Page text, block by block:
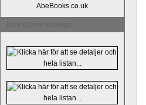
AbeBooks.co.uk